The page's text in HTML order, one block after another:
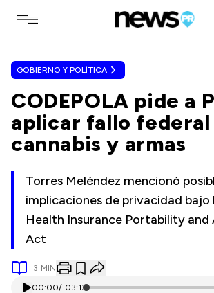
Toggle navigation menu
GOBIERNO Y POLÍTICA
CODEPOLA pide a
aplicar fallo
cannabis y armas
Torres Meléndez mencionó
implicaciones de privacidad bajo
Health Insurance Portability
Act
3 MIN
00:00/ 03:13